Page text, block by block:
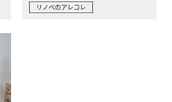
リノベのアレコレ